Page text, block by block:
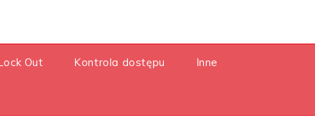
Out Kontrola dostępu Inne